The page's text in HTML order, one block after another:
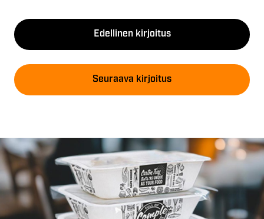
Edellinen kirjoitus
Seuraava kirjoitus